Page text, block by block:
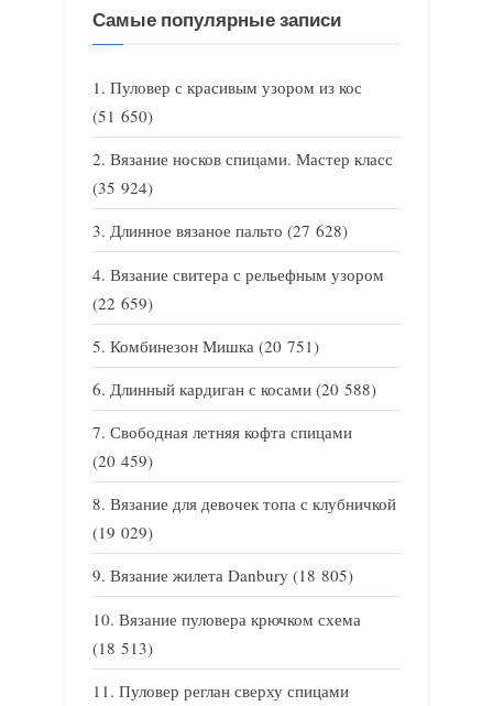
Самые популярные записи
Пуловер с красивым узором из кос
(51 650)
Вязание носков спицами. Мастер класс
(35 924)
Длинное вязаное пальто (27 628)
Вязание свитера с рельефным узором
(22 659)
Комбинезон Мишка (20 751)
Длинный кардиган с косами (20 588)
Свободная летняя кофта спицами
(20 459)
Вязание для девочек топа с клубничкой
(19 029)
Вязание жилета Danbury (18 805)
Вязание пуловера крючком схема
(18 513)
Пуловер реглан сверху спицами